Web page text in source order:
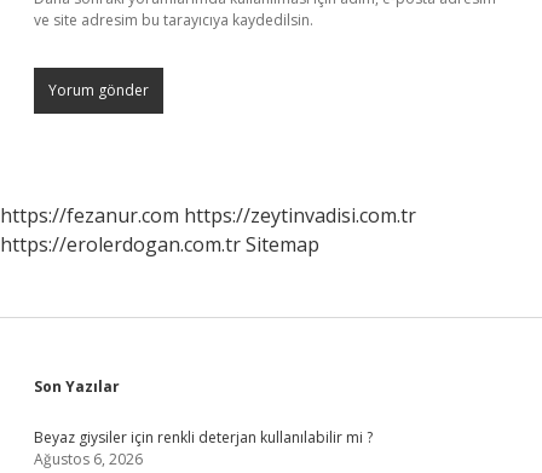
ve site adresim bu tarayıcıya kaydedilsin.
https://fezanur.com https://zeytinvadisi.com.tr
https://erolerdogan.com.trSitemap
Sidebar
Son Yazılar
Beyaz giysiler için renkli deterjan kullanılabilir mi ?
Ağustos 6, 2026